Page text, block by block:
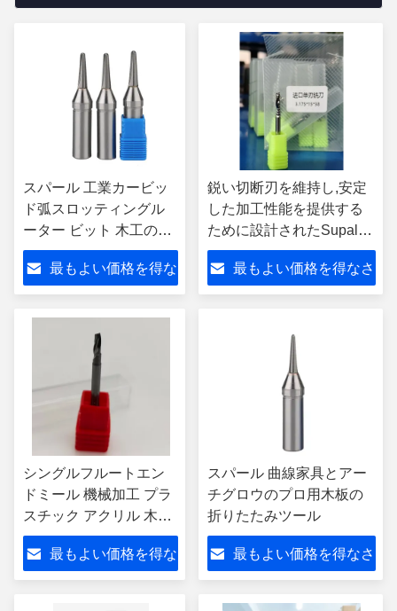
スパール 工業カービッ
ド弧スロッティングル
ーター ビット 木工の折
りたたみ
最もよい価格を得な
鋭い切断刃を維持し,安定
した加工性能を提供する
ために設計されたSupal
Long Life Carbideシング
ルフルートフライリング
ツール
最もよい価格を得なさ
シングルフルートエン
ドミール 機械加工 プラ
スチック アクリル 木工
アルミ
最もよい価格を得な
スパール 曲線家具とアー
チグロウのプロ用木板の
折りたたみツール
最もよい価格を得なさ